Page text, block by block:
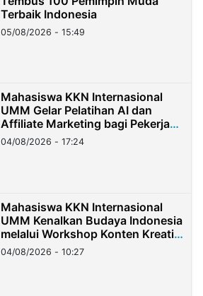
Terbaik Indonesia
05/08/2026 - 15:49
Mahasiswa KKN Internasional
UMM Gelar Pelatihan AI dan
Affiliate Marketing bagi Pekerja
Migran Indonesia di Taiwan
04/08/2026 - 17:24
Mahasiswa KKN Internasional
UMM Kenalkan Budaya Indonesia
melalui Workshop Konten Kreatif
di Taiwan
04/08/2026 - 10:27